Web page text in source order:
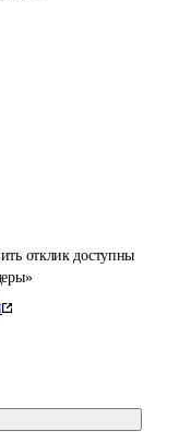
отклик доступны